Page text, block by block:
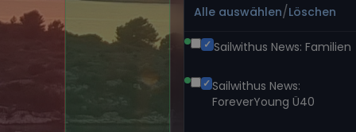
Alle auswählen/Löschen
Sailwithus News: Familien
Sailwithus News:
ForeverYoung Ü40